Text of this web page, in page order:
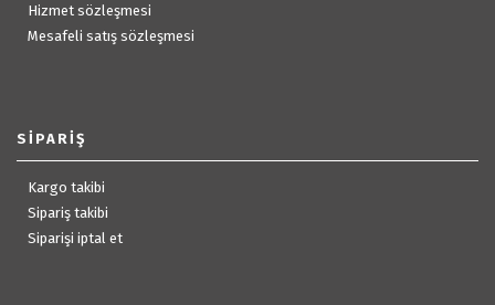
Hizmet sözleşmesi
Mesafeli satış sözleşmesi
SIPARIŞ
Kargo takibi
Sipariş takibi
Siparişi iptal et